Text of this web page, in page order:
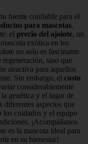
fuente confiable para el
para mascotas.
el precio del ajolote, un
exótica en los
no solo es fascinante
regeneración, sino que
atractiva para aquellos
Sin embargo, el costo
considerablemente
genética y el lugar de
diferentes aspectos que
cuidados y el equipo
¡Acompáñanos
es la mascota ideal para
en su bienestar!